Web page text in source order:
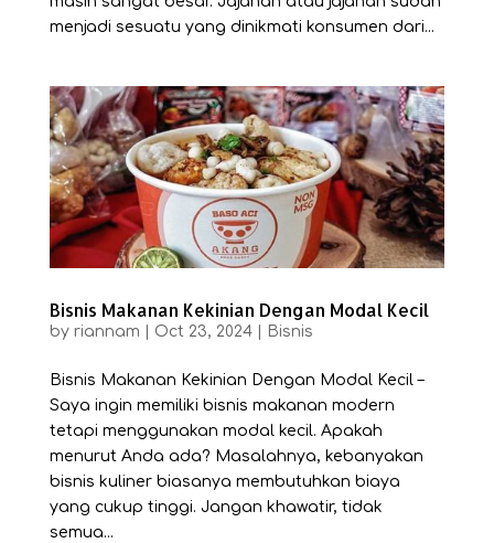
menjadi sesuatu yang dinikmati konsumen dari...
Bisnis Makanan Kekinian Dengan Modal Kecil
by riannam Oct 23, 2024| Bisnis
Bisnis Makanan Kekinian Dengan Modal Kecil –
Saya ingin memiliki bisnis makanan modern
tetapi menggunakan modal kecil. Apakah
menurut Anda ada? Masalahnya, kebanyakan
bisnis kuliner biasanya membutuhkan biaya
yang cukup tinggi. Jangan khawatir, tidak
semua...